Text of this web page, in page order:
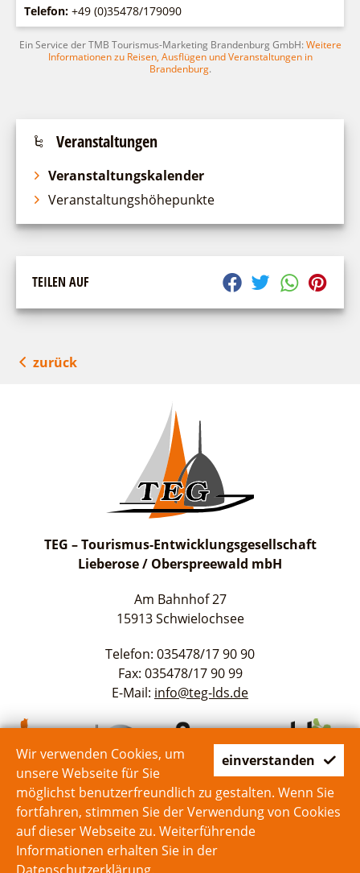
einverstanden
Wir verwenden Cookies, um
unsere Webseite für Sie
möglichst benutzerfreundlich zu gestalten. Wenn Sie
fortfahren, stimmen Sie der Verwendung von Cookies
auf dieser Webseite zu. Weiterführende
Informationen erhalten Sie in der
Telefon: +49 (0)35478/179090
Ein Service der TMB Tourismus-Marketing Brandenburg GmbH:Weitere
Informationen zu Reisen, Ausflügen und Veranstaltungen in
Brandenburg.
Veranstaltungen
Veranstaltungskalender
Veranstaltungshöhepunkte
TEILEN AUF
zurück
TEG – Tourismus-Entwicklungsgesellschaft
Lieberose / Oberspreewald mbH
Am Bahnhof 27
15913 Schwielochsee
Telefon: 035478/17 90 90
Fax: 035478/17 90 99
E-Mail: info@teg-lds.de
Start Kontakt Impressum Datenschutz